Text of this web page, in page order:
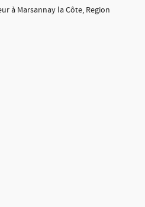
à Marsannay la Côte, Region